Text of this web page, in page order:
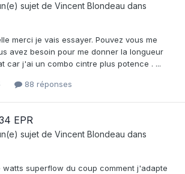
sujet de Vincent Blondeau dans
merci je vais essayer. Pouvez vous me
avez besoin pour me donner la longueur
car j'ai un combo cintre plus potence . ...
88 réponses
EPR
sujet de Vincent Blondeau dans
watts superflow du coup comment j'adapte